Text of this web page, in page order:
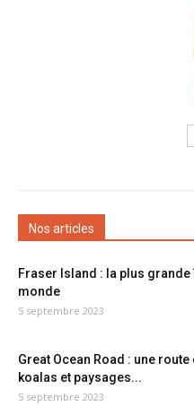
Nos articles
Fraser Island : la plus grande
monde
5 septembre 2023
Great Ocean Road : une
koalas et paysages...
5 septembre 2023